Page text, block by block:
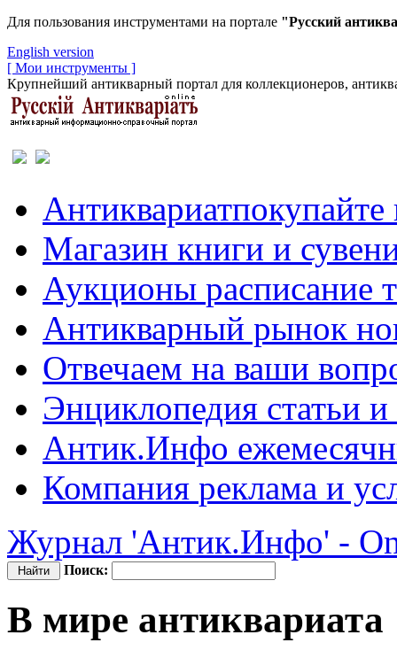
Для пользования инструментами на портале "Русский
English version
[ Мои инструменты ]
Крупнейший антикварный портал для коллекционеров,
Антиквариатпокупайте
Магазин книги и
Аукционы расписание
Антикварный рынок
Отвечаем на ваши
Энциклопедия статьи
Антик.Инфо
Компания реклама и
Журнал 'Антик.Инфо' -
Поиск:
В мире антиквариата